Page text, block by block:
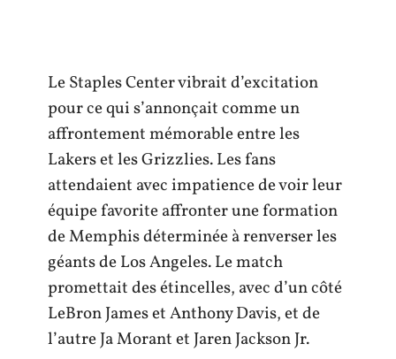
Le Staples Center vibrait d’excitation
pour ce qui s’annonçait comme un
affrontement mémorable entre les
Lakers et les Grizzlies. Les fans
attendaient avec impatience de voir leur
équipe favorite affronter une formation
de Memphis déterminée à renverser les
géants de Los Angeles. Le match
promettait des étincelles, avec d’un côté
LeBron James et Anthony Davis, et de
l’autre Ja Morant et Jaren Jackson Jr.